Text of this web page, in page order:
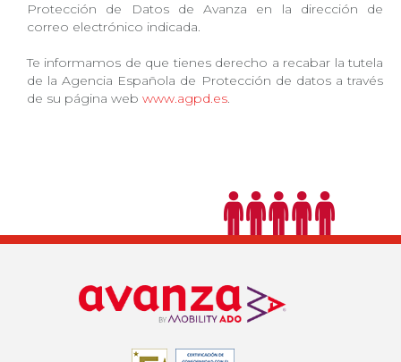
Protección de Datos de Avanza en la dirección de
correo electrónico indicada.
Te informamos de que tienes derecho a recabar la tutela
de la Agencia Española de Protección de datos a través
de su página web www.agpd.es.